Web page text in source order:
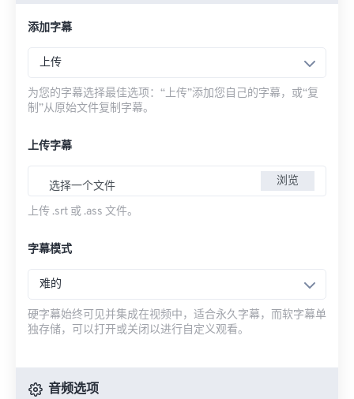
添加字幕
上传
为您的字幕选择最佳选项：“上传”添加您自己的字幕，或“复
制”从原始文件复制字幕。
上传字幕
选择一个文件 浏览
上传 .srt 或 .ass 文件。
字幕模式
难的
硬字幕始终可见并集成在视频中，适合永久字幕，而软字幕单
独存储，可以打开或关闭以进行自定义观看。
音频选项